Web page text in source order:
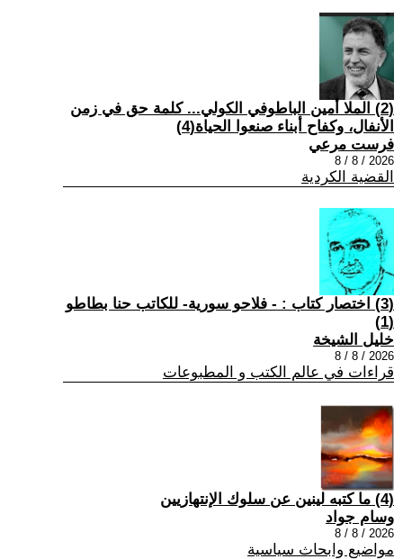
(2) الملا أمين الباطوفي الكولي... كلمة حق في زمن
الأنفال، وكفاح أبناء صنعوا الحياة(4)
فرست مرعي
2026 / 8 / 8
القضية الكردية
(3) اختصار كتاب : - فلاحو سورية- للكاتب حنا بطاطو
(1)
خليل الشيخة
2026 / 8 / 8
قراءات في عالم الكتب و المطبوعات
(4) ما كتبه لينين عن سلوك الإنتهازيين
وسام جواد
2026 / 8 / 8
مواضيع وابحاث سياسية